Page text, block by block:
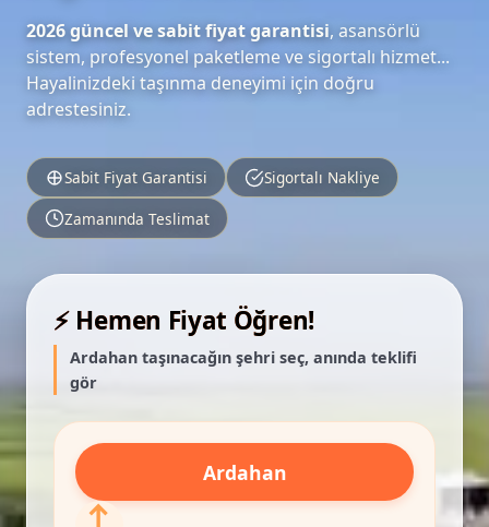
2026 güncel ve sabit fiyat garantisi, asansörlü
sistem, profesyonel paketleme ve sigortalı hizmet...
Hayalinizdeki taşınma deneyimi için doğru
adrestesiniz.
Sabit Fiyat Garantisi
Sigortalı Nakliye
Zamanında Teslimat
⚡ Hemen Fiyat Öğren!
Ardahan taşınacağın şehri seç, anında teklifi
gör
Ardahan